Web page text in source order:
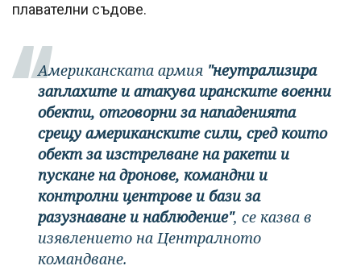
плавателни съдове.
Американската армия "неутрализира
заплахите и атакува иранските военни
обекти, отговорни за нападенията
срещу американските сили, сред които
обект за изстрелване на ракети и
пускане на дронове, командни и
контролни центрове и бази за
разузнаване и наблюдение", се казва в
изявлението на Централното
командване.